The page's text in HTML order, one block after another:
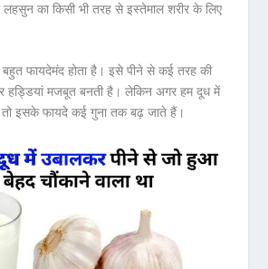
का किसी भी तरह से इस्तेमाल शरीर के लिए
बहुत फायदेमंद होता है। इसे पीने से कई तरह की
और हड्डियां मजबूत बनती है। लेकिन अगर हम दूध में
तो इसके फायदे कई गुना तक बढ़ जाते हैं।